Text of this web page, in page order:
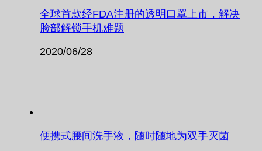
全球首款经FDA注册的透明口罩上市，解决
脸部解锁手机难题
2020/06/28
便携式腰间洗手液，随时随地为双手灭菌